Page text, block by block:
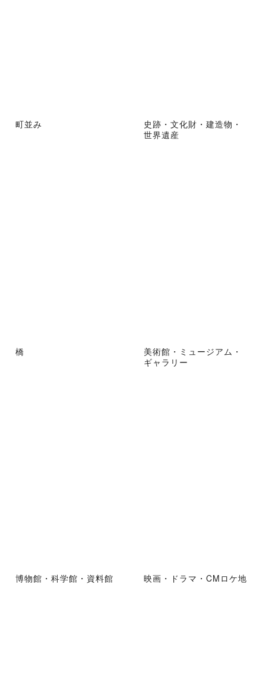
町並み
史跡・文化財・建造物・
世界遺産
橋
美術館・ミュージアム・
ギャラリー
博物館・科学館・資料館 映画・ドラマ・CMロケ地